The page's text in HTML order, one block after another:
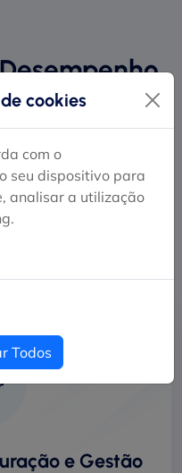
projeto, libertando-se
com a gestão de
VPS é sinónimo de
apoiado por uma
e Gestão
cookies
com o
seu dispositivo para
analisar a utilização
Todos